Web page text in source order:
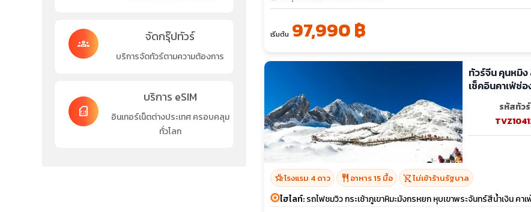
groups จัดกรุ๊ปทัวร์
บริการจัดทัวร์ตามความต้องการ
sim_card
บริการ eSIM
อินเทอร์เน็ตต่างประเทศ ครอบคลุม
ทั่วโลก
เริ่มต้น 97,990 ฿
ทัวร์จีน คุนหมิง
เช็คอินคาเฟ่ช่
รหัสทัวร์
hotel_classโรงแรม 4 ดาว restaurant อาหาร 15 มื้อ shopping_cart_offไม่เข้าร้านรัฐบาล
ไฮไลท์:รถไฟชมวิว กระเช้าภูเขาหิมะมังกรหยก หุบเขาพระจันทร์สีน้ำเงิน